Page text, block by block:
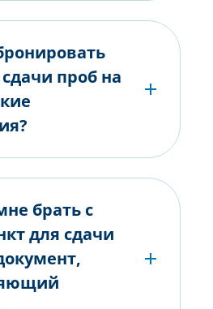
проб на
брать с
для сдачи